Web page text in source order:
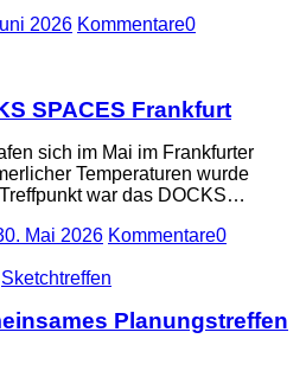
2026 Kommentare0
SPACES Frankfurt
sich im Mai im Frankfurter
Temperaturen wurde
war das DOCKS…
Mai 2026 Kommentare0
Sketchtreffen
Planungstreffen